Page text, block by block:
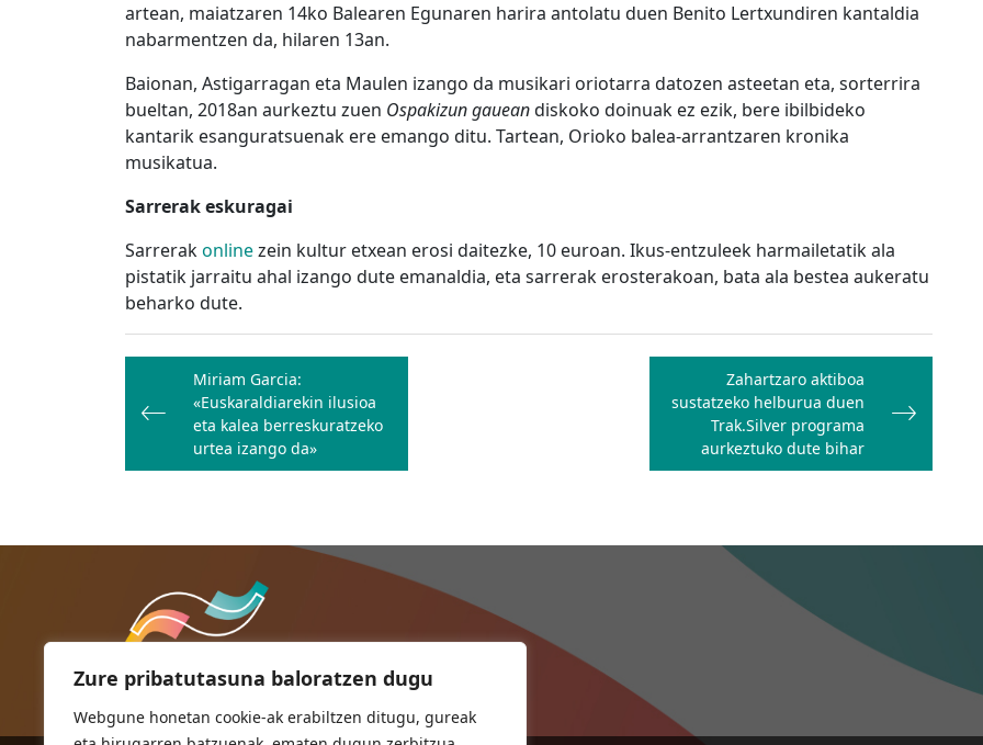
Zure pribatutasuna baloratzen dugu
Webgune honetan cookie-ak erabiltzen ditugu, gureak
artean, maiatzaren 14ko Balearen Egunaren harira antolatu duen Benito Lertxundiren kantaldia
nabarmentzen da, hilaren 13an.
Baionan, Astigarragan eta Maulen izango da musikari oriotarra datozen asteetan eta, sorterrira
bueltan, 2018an aurkeztu zuen Ospakizun gaueandiskoko doinuak ez ezik, bere ibilbideko
kantarik esanguratsuenak ere emango ditu. Tartean, Orioko balea-arrantzaren kronika
musikatua.
Sarrerak eskuragai
Sarrerakonlinezein kultur etxean erosi daitezke, 10 euroan. Ikus-entzuleek harmailetatik ala
pistatik jarraitu ahal izango dute emanaldia, eta sarrerak erosterakoan, bata ala bestea aukeratu
beharko dute.
Bidalketetan
zehar
nabigatu
Miriam Garcia:
«Euskaraldiarekin ilusioa
eta kalea berreskuratzeko
urtea izango da»
Zahartzaro aktiboa
sustatzeko helburua duen
Trak.Silver programa
aurkeztuko dute bihar